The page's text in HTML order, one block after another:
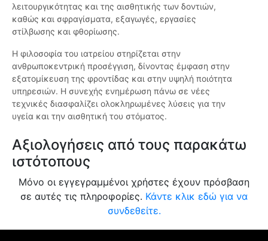
λειτουργικότητας και της αισθητικής των δοντιών,
καθώς και σφραγίσματα, εξαγωγές, εργασίες
στίλβωσης και φθορίωσης.
Η φιλοσοφία του ιατρείου στηρίζεται στην
ανθρωποκεντρική προσέγγιση, δίνοντας έμφαση στην
εξατομίκευση της φροντίδας και στην υψηλή ποιότητα
υπηρεσιών. Η συνεχής ενημέρωση πάνω σε νέες
τεχνικές διασφαλίζει ολοκληρωμένες λύσεις για την
υγεία και την αισθητική του στόματος.
Αξιολογήσεις από τους παρακάτω
ιστότοπους
Μόνο οι εγγεγραμμένοι χρήστες έχουν πρόσβαση
σε αυτές τις πληροφορίες. Κάντε κλικ εδώ για να
συνδεθείτε.